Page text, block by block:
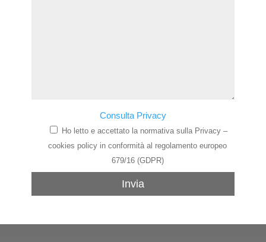
Consulta Privacy
Ho letto e accettato la normativa sulla Privacy –
cookies policy in conformità al regolamento europeo
679/16 (GDPR)
Invia